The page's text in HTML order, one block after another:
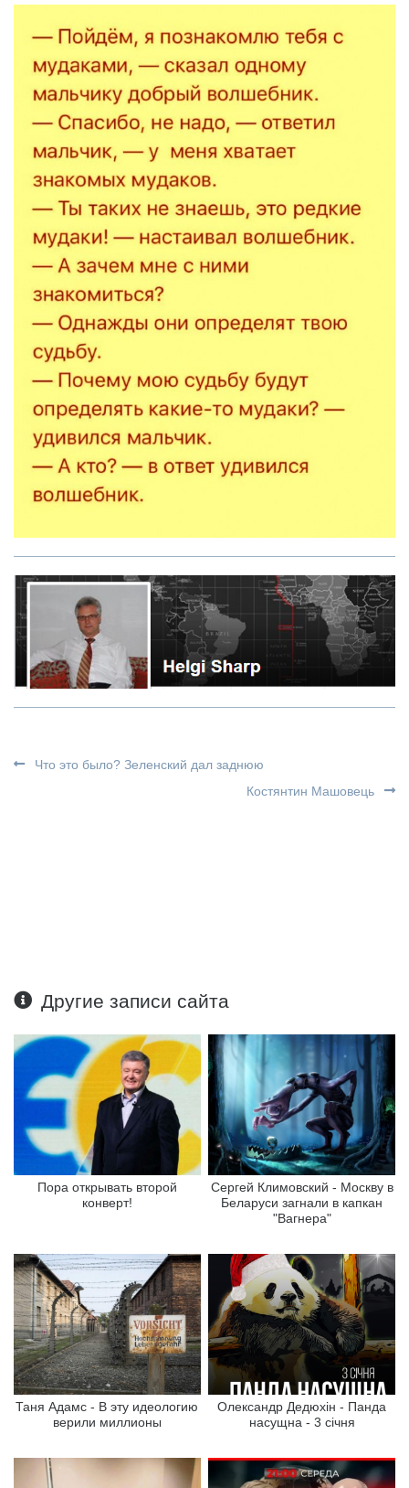
Что это было? Зеленский дал заднюю
Костянтин Машовець
Другие записи сайта
Пора открывать второй
конверт!
Сергей Климовский - Москву в
Беларуси загнали в капкан
"Вагнера"
Таня Адамс - В эту идеологию
верили миллионы
Олександр Дедюхін - Панда
насущна - 3 січня